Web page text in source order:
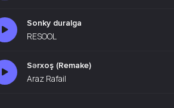
Sonky duralga
RESOOL
Sərxoş (Remake)
Araz Rafail